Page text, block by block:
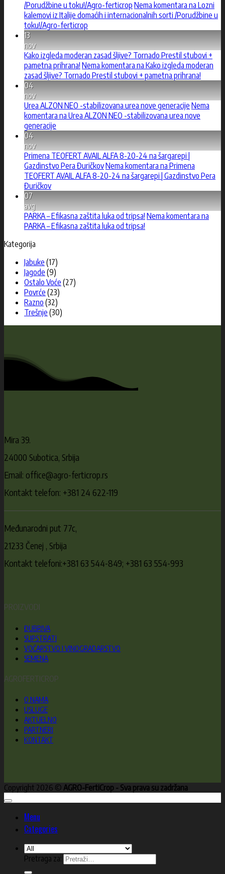
/Porudžbine u toku!/Agro-ferticrop Nema komentara na Lozni
kalemovi iz Italije domaćih i internacionalnih sorti /Porudžbine u
toku!/Agro-ferticrop
13
nov
Kako izgleda moderan zasad šljive? Tornado Prestil stubovi +
pametna prihrana! Nema komentara na Kako izgleda moderan
zasad šljive? Tornado Prestil stubovi + pametna prihrana!
04
nov
Urea ALZON NEO -stabilizovana urea nove generacije Nema
komentara na Urea ALZON NEO -stabilizovana urea nove
generacije
04
nov
Primena TEOFERT AVAIL ALFA 8-20-24 na šargarepi |
Gazdinstvo Pera ĐuričkovNema komentara na Primena
TEOFERT AVAIL ALFA 8-20-24 na šargarepi | Gazdinstvo Pera
Đuričkov
07
avg
PARKA – Efikasna zaštita luka od tripsa! Nema komentara na
PARKA – Efikasna zaštita luka od tripsa!
Kategorija
Jabuke (17)
Jagode (9)
Ostalo Voće (27)
Povrće (23)
Razno (32)
Trešnje (30)
Mira 39.
24000 Subotica, Srbija
Email: office@agro-ferticrop.rs
Kontakt telefon: +381 24 622-119
Međunarodni put 77c,
21233 Čenej , Srbija
Kontakt telefoni:+381 63 544-849; +381 63 554-993
PROIZVODI
ĐUBRIVA
SUPSTRATI
VOĆARSTVO I VINOGRADARSTVO
SEMENA
AGROFERTICROP
O NAMA
USLUGE
AKTUELNO
PARTNERI
KONTAKT
Copyright 2026 © AGRO-FertiCrop - Sva prava su zadržana
Menu
Categories
Pretraga za: